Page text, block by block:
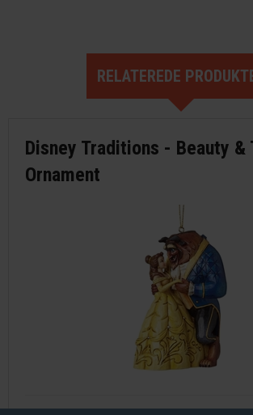
RELATEREDE
Disney Traditions - Beauty &
Ornament